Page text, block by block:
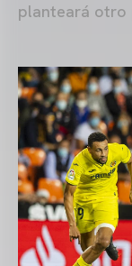
planteará otro